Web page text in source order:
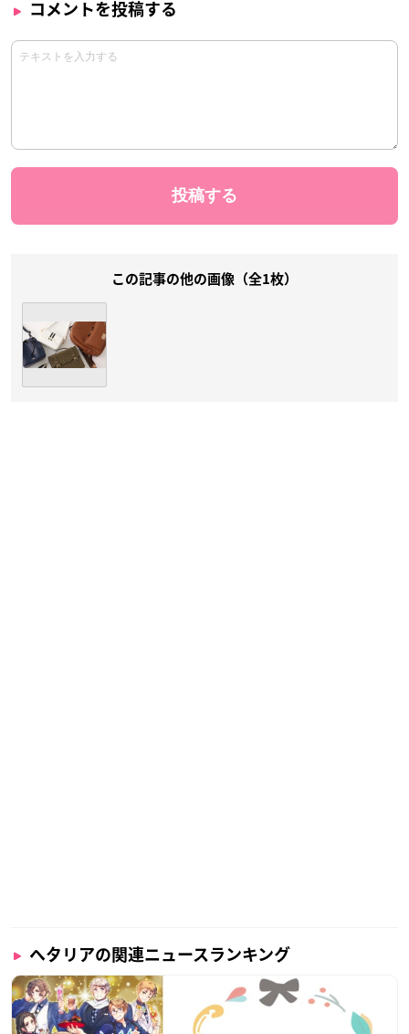
コメントを投稿する
この記事の他の画像（全1枚）
ヘタリアの関連ニュースランキング